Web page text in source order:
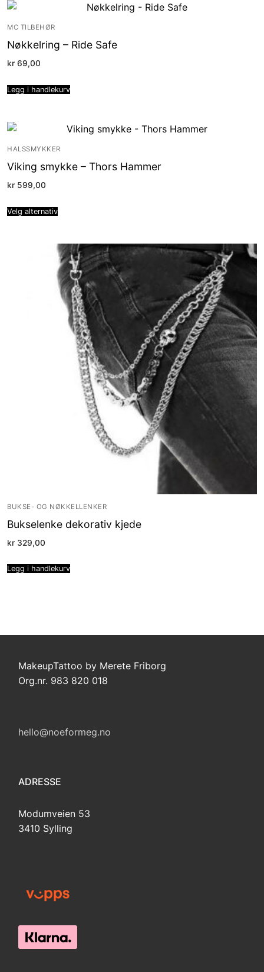
MC TILBEHØR
Nøkkelring – Ride Safe
kr 69,00
Legg i handlekurv
HALSSMYKKER
Viking smykke – Thors Hammer
kr 599,00
Velg alternativ
BUKSE- OG NØKKELLENKER
Bukselenke dekorativ kjede
kr 329,00
Legg i handlekurv
MakeupTattoo by Merete Friborg
Org.nr. 983 820 018
hello@noeformeg.no
ADRESSE
Modumveien 53
3410 Sylling